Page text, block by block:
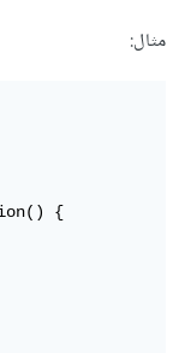
مثال:
{